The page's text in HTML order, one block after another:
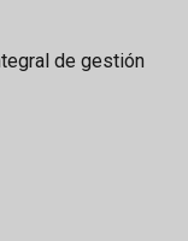
de gestión